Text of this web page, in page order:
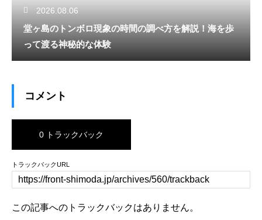
2026.08.06
堂ヶ島のトンボロ現象の時間の調べ方を解説！海を歩
って渡る神秘的な体験
コメント
0 トラックバック
トラックバックURL
この記事へのトラックバックはありません。